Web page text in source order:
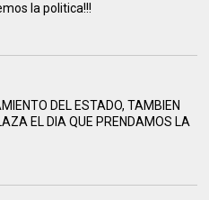
la politica!!!
DEL ESTADO, TAMBIEN
EL DIA QUE PRENDAMOS LA